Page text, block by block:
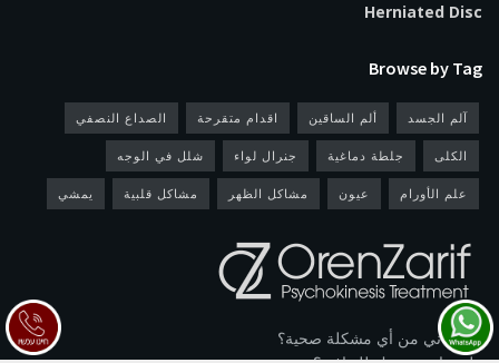
Herniated Disc
Browse by Tag
آلم الجسد ألم الساقين اقدام متقرحة الصداع النصفي
الكلى جلطة دماغية جنرال لواء شلل في الوجه
علم الأورام عيون مشاكل الظهر مشاكل قلبية يمشي
هل تعاني من أي مشكلة صحية؟